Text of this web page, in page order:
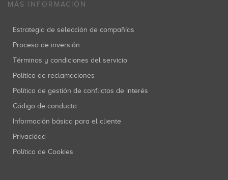
MÁS INFORMACIÓN
Estrategia de selección de compañías
Proceso de inversión
Términos y condiciones del servicio
Política de reclamaciones
Política de gestión de conflictos de interés
Código de conducta
Información básica para el cliente
Privacidad
Política de Cookies